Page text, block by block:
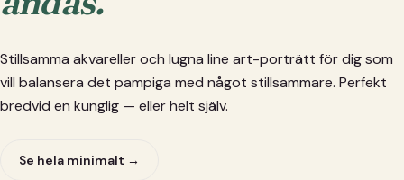
Stillsamma akvareller och lugna line art-porträtt för dig som
vill balansera det pampiga med något stillsammare. Perfekt
bredvid en kunglig — eller helt själv.
Se hela minimalt →